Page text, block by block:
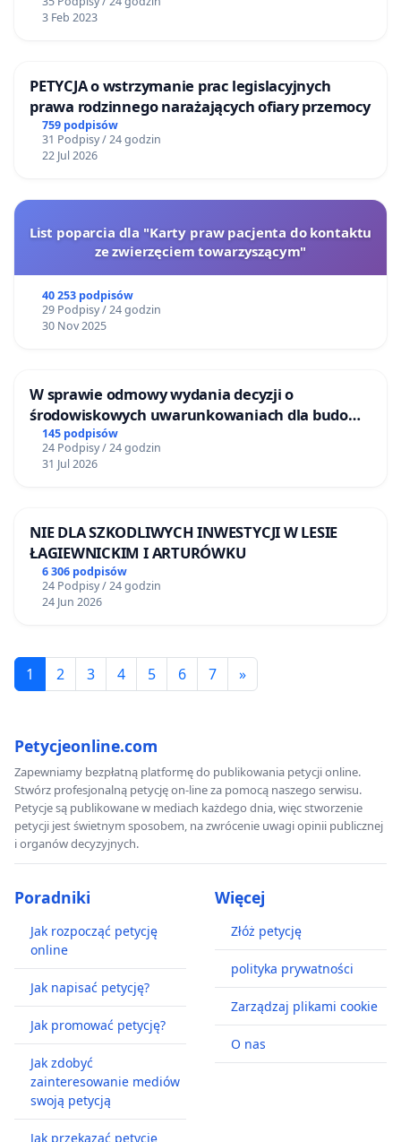
3 Feb 2023
PETYCJA o wstrzymanie prac legislacyjnych
prawa rodzinnego narażających ofiary przemocy
759 podpisów
31 Podpisy / 24 godzin
22 Jul 2026
List poparcia dla "Karty praw pacjenta do kontaktu
ze zwierzęciem towarzyszącym"
40 253 podpisów
29 Podpisy / 24 godzin
30 Nov 2025
W sprawie odmowy wydania decyzji o
środowiskowych uwarunkowaniach dla budowy
zakładu wytwarzania biometanu „Krynki” w
Ostrowiu Południowym oraz ochrony
mieszkańców i Puszczy Knyszyńskiej
145 podpisów
24 Podpisy / 24 godzin
31 Jul 2026
NIE DLA SZKODLIWYCH INWESTYCJI W LESIE
ŁAGIEWNICKIM I ARTURÓWKU
6 306 podpisów
24 Podpisy / 24 godzin
24 Jun 2026
1 2 3 4 5 6 7 »
Petycjeonline.com
Zapewniamy bezpłatną platformę do publikowania petycji online.
Stwórz profesjonalną petycję on-line za pomocą naszego serwisu.
Petycje są publikowane w mediach każdego dnia, więc stworzenie
petycji jest świetnym sposobem, na zwrócenie uwagi opinii publicznej
i organów decyzyjnych.
Poradniki
Jak rozpocząć petycję
online
Jak napisać petycję?
Jak promować petycję?
Jak zdobyć
zainteresowanie mediów
swoją petycją
Jak przekazać petycję
Więcej
Złóż petycję
polityka prywatności
Zarządzaj plikami cookie
O nas